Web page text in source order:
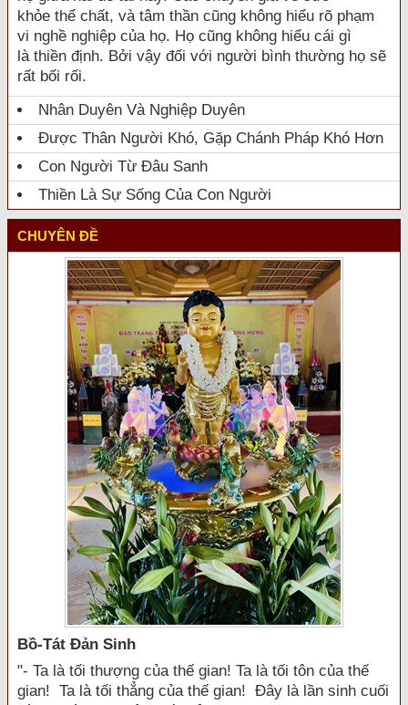
khỏe thể chất, và tâm thần cũng không hiểu rõ phạm
vi nghề nghiệp của họ. Họ cũng không hiểu cái gì
là thiền định. Bởi vậy đối với người bình thường họ sẽ
rất bối rối.
Nhân Duyên Và Nghiệp Duyên
Được Thân Người Khó, Gặp Chánh Pháp Khó Hơn
Con Người Từ Đâu Sanh
Thiền Là Sự Sống Của Con Người
CHUYÊN ĐỀ
Bồ-Tát Đản Sinh
"- Ta là tối thượng của thế gian! Ta là tối tôn của thế
gian! Ta là tối thẳng của thế gian! Đây là lần sinh cuối